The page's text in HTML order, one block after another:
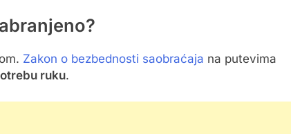
Zakon o bezbednosti saobraćaja na putevima
ruku.